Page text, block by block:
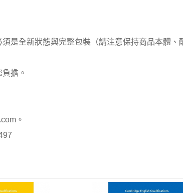
是全新狀態與完整包裝（請注意保持商品本體
擔。
。